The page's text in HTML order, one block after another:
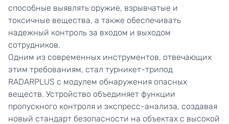
способные выявлять оружие, взрывчатые и
токсичные вещества, а также обеспечивать
надежный контроль за входом и выходом
сотрудников.
Одним из современных инструментов, отвечающих
этим требованиям, стал турникет-трипод
RADARPLUS с модулем обнаружения опасных
веществ. Устройство объединяет функции
пропускного контроля и экспресс-анализа, создавая
новый стандарт безопасности на объектах с высокой